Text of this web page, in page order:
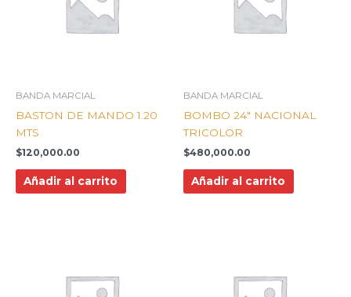
BANDA MARCIAL
BASTON DE MANDO 1.20
MTS
$120,000.00
Añadir al carrito
BANDA MARCIAL
BOMBO 24″ NACIONAL
TRICOLOR
$480,000.00
Añadir al carrito